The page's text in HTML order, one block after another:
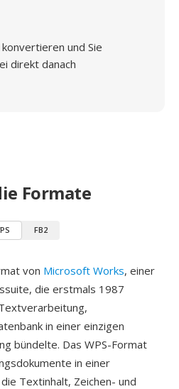
und Sie
direkt danach
Formate
FB2
von Microsoft Works, einer
die erstmals 1987
in einer einzigen
bündelte. Das WPS-Format
in einer
Textinhalt, Zeichen- und